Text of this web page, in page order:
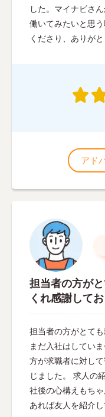
した。マイナビさ
働いてみたいと思
くださり、ありが
アド
担当者の方が
くれ感謝してお
担当者の方がとて
まだ入社はしてい
方が求職者に対し
じました。 求人の
社後の心構えもち
あれば友人を紹介